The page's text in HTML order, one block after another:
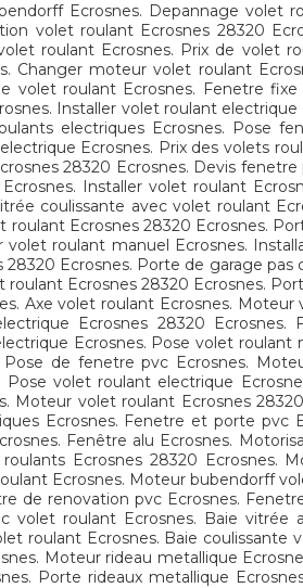
Ecrosnes. Depannage volet
volet roulant Ecrosnes 28320
roulant Ecrosnes. Prix de volet
Changer moteur volet roulant
volet roulant Ecrosnes. Fenetre
Installer volet roulant electrique
electriques Ecrosnes. Pose
Ecrosnes. Prix des volets
28320 Ecrosnes. Devis
Installer volet roulant
coulissante avec volet roulant
Ecrosnes 28320 Ecrosnes.
roulant manuel Ecrosnes.
Ecrosnes. Porte de garage pas
Ecrosnes 28320 Ecrosnes.
Axe volet roulant Ecrosnes.
Ecrosnes 28320 Ecrosnes.
Ecrosnes. Pose volet roulant
de fenetre pvc Ecrosnes.
volet roulant electrique
Moteur volet roulant Ecrosnes
Ecrosnes. Fenetre et porte pvc
Fenêtre alu Ecrosnes.
Ecrosnes 28320 Ecrosnes.
Ecrosnes. Moteur bubendorff
de renovation pvc Ecrosnes.
volet roulant Ecrosnes. Baie vitrée
roulant Ecrosnes. Baie coulissante
Moteur rideau metallique
Porte rideaux metallique